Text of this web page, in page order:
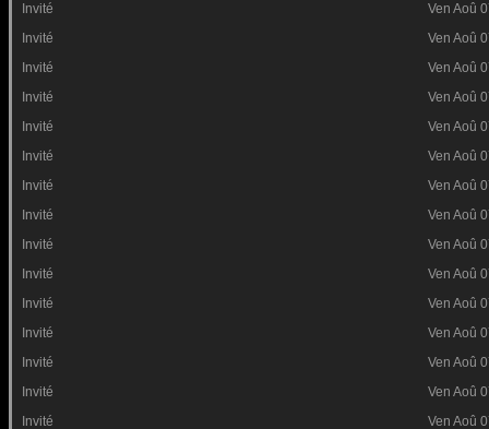
Invité
Ven Aoû
Invité
Ven Aoû
Invité
Ven Aoû
Invité
Ven Aoû
Invité
Ven Aoû
Invité
Ven Aoû
Invité
Ven Aoû
Invité
Ven Aoû
Invité
Ven Aoû
Invité
Ven Aoû
Invité
Ven Aoû
Invité
Ven Aoû
Invité
Ven Aoû
Invité
Ven Aoû
Invité
Ven Aoû